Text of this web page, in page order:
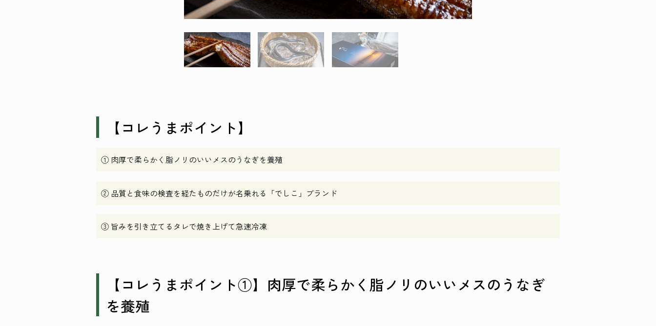
【コレうまポイント】
① 肉厚で柔らかく脂ノリのいいメスのうなぎを養殖
② 品質と食味の検査を経たものだけが名乗れる「でしこ」ブランド
③ 旨みを引き立てるタレで焼き上げて急速冷凍
【コレうまポイント①】肉厚で柔らかく脂ノリのいいメスのうなぎ
を養殖